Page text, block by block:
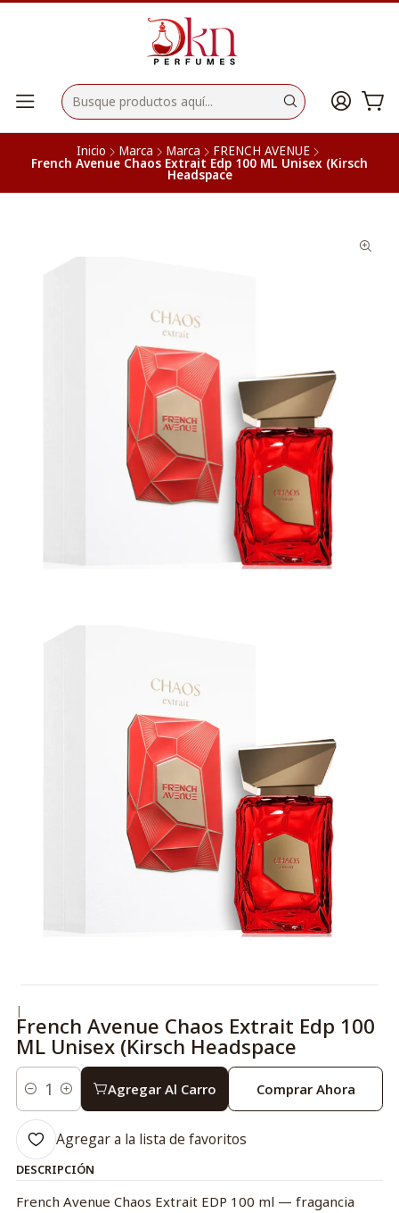
Inicio Marca Marca FRENCH AVENUE
French Avenue Chaos Extrait Edp 100 ML Unisex (Kirsch
Headspace
|
French Avenue Chaos Extrait Edp 100
ML Unisex (Kirsch Headspace
Cantidad
Agregar Al Carro Comprar Ahora
Agregar a la lista de favoritos
DESCRIPCIÓN
French Avenue Chaos Extrait EDP 100 ml — fragancia